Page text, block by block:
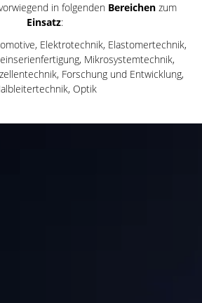
in folgenden Bereichen zum
Einsatz:
Elektrotechnik, Elastomertechnik,
Mikrosystemtechnik,
Forschung und Entwicklung,
Optik